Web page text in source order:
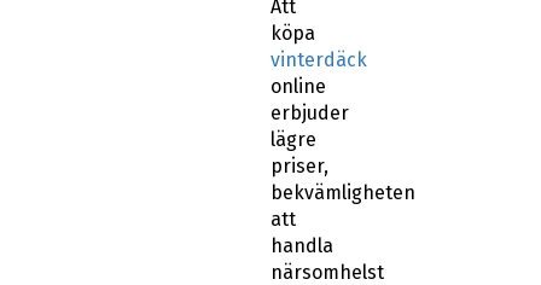
Att
köpa
vinterdäck
online
erbjuder
lägre
priser,
bekvämligheten
att
handla
närsomhelst